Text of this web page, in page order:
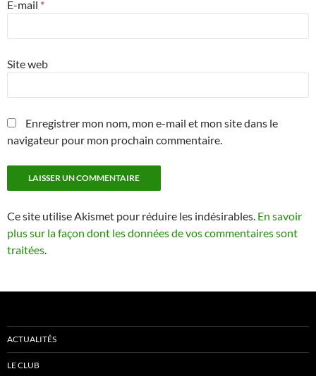
E-mail *
Site web
Enregistrer mon nom, mon e-mail et mon site dans le
navigateur pour mon prochain commentaire.
Ce site utilise Akismet pour réduire les indésirables. En savoir
plus sur la façon dont les données de vos commentaires sont
traitées.
ACTUALITÉS
LE CLUB